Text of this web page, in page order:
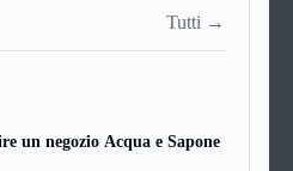
Tutti →
un negozio Acqua e Sapone